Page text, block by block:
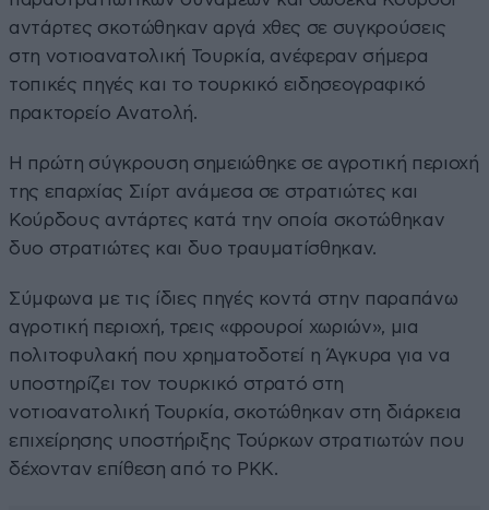
αντάρτες σκοτώθηκαν αργά χθες σε συγκρούσεις
στη νοτιοανατολική Τουρκία, ανέφεραν σήμερα
τοπικές πηγές και το τουρκικό ειδησεογραφικό
πρακτορείο Ανατολή.
Η πρώτη σύγκρουση σημειώθηκε σε αγροτική περιοχή
της επαρχίας Σιίρτ ανάμεσα σε στρατιώτες και
Κούρδους αντάρτες κατά την οποία σκοτώθηκαν
δυο στρατιώτες και δυο τραυματίσθηκαν.
Σύμφωνα με τις ίδιες πηγές κοντά στην παραπάνω
αγροτική περιοχή, τρεις «φρουροί χωριών», μια
πολιτοφυλακή που χρηματοδοτεί η Άγκυρα για να
υποστηρίζει τον τουρκικό στρατό στη
νοτιοανατολική Τουρκία, σκοτώθηκαν στη διάρκεια
επιχείρησης υποστήριξης Τούρκων στρατιωτών που
δέχονταν επίθεση από το ΡΚΚ.